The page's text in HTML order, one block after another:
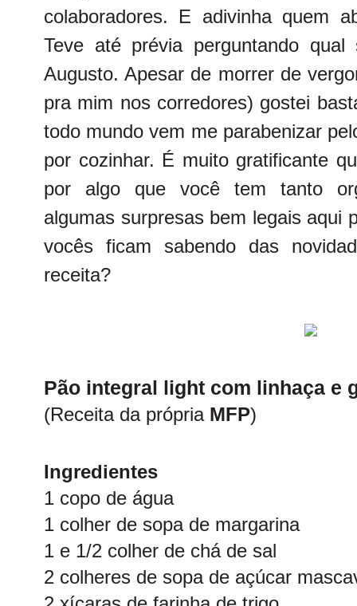
colaboradores. E adivinha quem
Teve até prévia perguntando
Augusto. Apesar de morrer de
pra mim nos corredores) gostei
todo mundo vem me parabenizar
por cozinhar. É muito gratificante
por algo que você tem tanto
algumas surpresas bem legais aqui
vocês ficam sabendo das
receita?
Pão integral light com linhaça e
(Receita da própria MFP)
Ingredientes
1 copo de água
1 colher de sopa de margarina
1 e 1/2 colher de chá de sal
2 colheres de sopa de açúcar